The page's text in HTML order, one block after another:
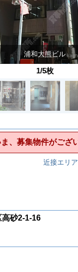
浦和大熊ビル
1/5枚
、募集物件がござ
近接エリ
高砂2-1-16